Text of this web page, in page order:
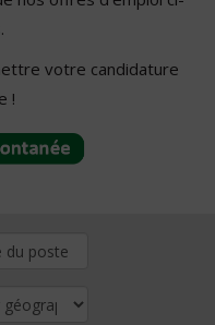
votre candidature
!